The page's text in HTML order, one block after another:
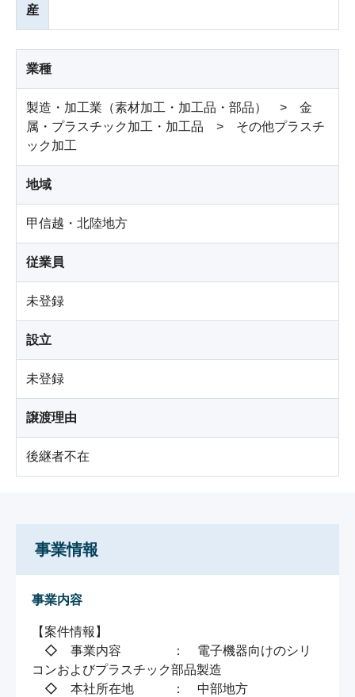
産
業種
製造・加工業（素材加工・加工品・部品） > 金
属・プラスチック加工・加工品 > その他プラスチ
ック加工
地域
甲信越・北陸地方
従業員
未登録
設立
未登録
譲渡理由
後継者不在
事業情報
事業内容
【案件情報】
◇　事業内容　　　　：　電子機器向けのシリ
コンおよびプラスチック部品製造
◇　本社所在地　　　：　中部地方